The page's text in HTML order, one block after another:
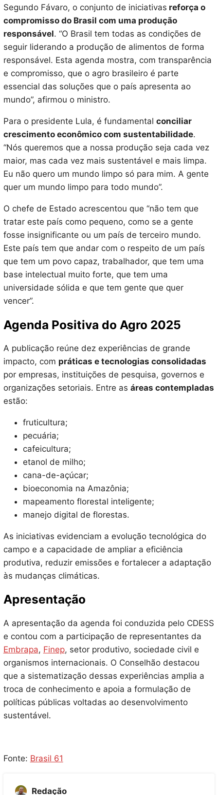
Segundo Fávaro, o conjunto de iniciativas reforça o
compromisso do Brasil com uma produção
responsável. “O Brasil tem todas as condições de
seguir liderando a produção de alimentos de forma
responsável. Esta agenda mostra, com transparência
e compromisso, que o agro brasileiro é parte
essencial das soluções que o país apresenta ao
mundo”, afirmou o ministro.
Para o presidente Lula, é fundamental conciliar
crescimento econômico com sustentabilidade.
“Nós queremos que a nossa produção seja cada vez
maior, mas cada vez mais sustentável e mais limpa.
Eu não quero um mundo limpo só para mim. A gente
quer um mundo limpo para todo mundo”.
O chefe de Estado acrescentou que “não tem que
tratar este país como pequeno, como se a gente
fosse insignificante ou um país de terceiro mundo.
Este país tem que andar com o respeito de um país
que tem um povo capaz, trabalhador, que tem uma
base intelectual muito forte, que tem uma
universidade sólida e que tem gente que quer
vencer”.
Agenda Positiva do Agro 2025
A publicação reúne dez experiências de grande
impacto, com práticas e tecnologias consolidadas
por empresas, instituições de pesquisa, governos e
organizações setoriais. Entre as áreas contempladas
estão:
fruticultura;
pecuária;
cafeicultura;
etanol de milho;
cana-de-açúcar;
bioeconomia na Amazônia;
mapeamento florestal inteligente;
manejo digital de florestas.
As iniciativas evidenciam a evolução tecnológica do
campo e a capacidade de ampliar a eficiência
produtiva, reduzir emissões e fortalecer a adaptação
às mudanças climáticas.
Apresentação
A apresentação da agenda foi conduzida pelo CDESS
e contou com a participação de representantes da
Embrapa, Finep, setor produtivo, sociedade civil e
organismos internacionais. O Conselhão destacou
que a sistematização dessas experiências amplia a
troca de conhecimento e apoia a formulação de
políticas públicas voltadas ao desenvolvimento
sustentável.
Fonte: Brasil 61
Redação